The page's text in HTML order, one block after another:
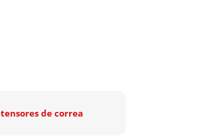
tensores de correa